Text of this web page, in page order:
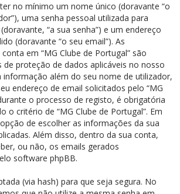
no mínimo um nome único (doravante “o
uma senha pessoal utilizada para
“a sua senha”) e um endereço
(doravante “o seu email”). As
em “MG Clube de Portugal” são
de proteção de dados aplicáveis no nosso
informação além do seu nome de utilizador,
endereço de email solicitados pelo “MG
o processo de registo, é obrigatória
o critério de “MG Clube de Portugal”. Em
de escolher as informações da sua
Além disso, dentro da sua conta,
ou não, os emails gerados
software phpBB.
(via hash) para que seja segura. No